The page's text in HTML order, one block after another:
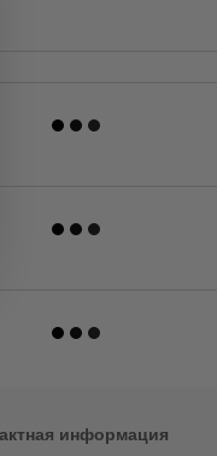
информация